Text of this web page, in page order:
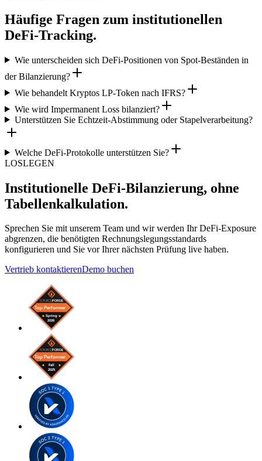
Häufige Fragen zum institutionellen
DeFi-Tracking.
Wie unterscheiden sich DeFi-Positionen von Spot-Beständen in
der Bilanzierung?
Wie behandelt Kryptos LP-Token nach IFRS?
Wie wird Impermanent Loss bilanziert?
Unterstützen Sie Echtzeit-Abstimmung oder Stapelverarbeitung?
Welche DeFi-Protokolle unterstützen Sie?
LOSLEGEN
Institutionelle DeFi-Bilanzierung, ohne
Tabellenkalkulation.
Sprechen Sie mit unserem Team und wir werden Ihr DeFi-Exposure
abgrenzen, die benötigten Rechnungslegungsstandards
konfigurieren und Sie vor Ihrer nächsten Prüfung live haben.
Vertrieb kontaktierenDemo buchen